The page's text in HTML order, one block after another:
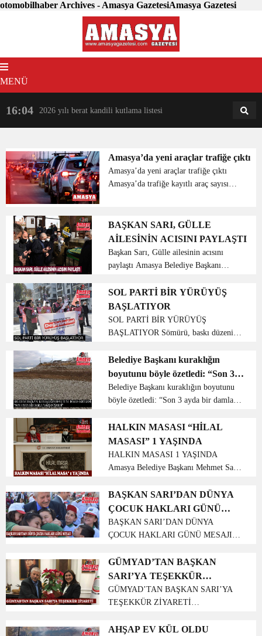
otomobilhaber Archives - Amasya GazetesiAmasya Gazetesi
MENÜ
16:04 2026 yılı berat kandili kutlama listesi 18:31
Amasya’da yeni araçlar trafiğe çıktı
Amasya’da yeni araçlar trafiğe çıktı
Amasya’da trafiğe kayıtlı araç sayısı
ayında 131 aracın trafiğe kaydı
yapılırken ...
BAŞKAN SARI, GÜLLE
AİLESİNİN ACISINI PAYLAŞTI
Başkan Sarı, Gülle ailesinin acısını
paylaştı Amasya Belediye Başkanı
Milletvekili Akif Gülle’nin vefat eden
eşinin cenaze merasimine katıldı. AK
Parti Amasya Eski Mi...
SOL PARTİ BİR YÜRÜYÜŞ
BAŞLATIYOR
SOL PARTİ BİR YÜRÜYÜŞ
BAŞLATIYOR Sömürü, baskı düzenini
karanlık son bulsun… Sol Parti Amasya
İl Başkanlığı 21/Kasım/2020 Saat:13:00
de Selazığ Anıt Meydanı...
Belediye Başkanı kuraklığın
boyutunu böyle özetledi: “Son 3
ayda bir damla yağış düşmedi”
Belediye Başkanı kuraklığın boyutunu
böyle özetledi: “Son 3 ayda bir damla
yağışlar Amasya’nın Suluova ilçesinde
bulunan Yedikır Baraj Gölü’nü de
kuraklık tehlikesiy...
HALKIN MASASI “HİLAL
MASASI” 1 YAŞINDA
HALKIN MASASI 1 YAŞINDA
Amasya Belediye Başkanı Mehmet Sarı
karşılanması ve daha rahat çözüm
üretilebilmesi için kurulan ‘Hilal Masa’
1 yıldır çözüm üretmeyi sürdürüyor....
BAŞKAN SARI’DAN DÜNYA
ÇOCUK HAKLARI GÜNÜ
MESAJI
BAŞKAN SARI’DAN DÜNYA
ÇOCUK HAKLARI GÜNÜ MESAJI
GELECEĞİ ÇOCUKLARDIR’ Amasya
Belediye Başkanı Mehmet Sarı, Dünya
Çocuk Hakları Günü dolayısıyla bir
mesaj yayımladı. Baş...
GÜMYAD’TAN BAŞKAN
SARI’YA TEŞEKKÜR
ZİYARETİ
GÜMYAD’TAN BAŞKAN SARI’YA
TEŞEKKÜR ZİYARETİ
Yardımlaşma Derneği (GÜMYAD)
AHŞAP EV KÜL OLDU